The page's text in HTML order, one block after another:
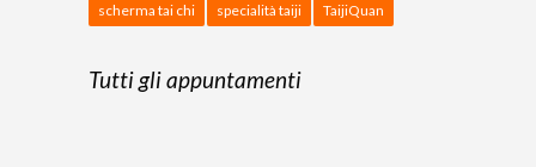
scherma tai chi specialità taiji TaijiQuan
Tutti gli appuntamenti